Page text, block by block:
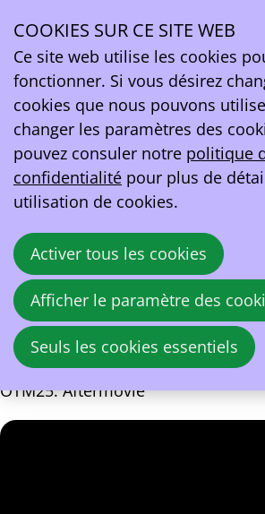
2. On thE Move 2025 Morning
3. On thE Move 2025 Break
4. On thE Move 2025 Break
5. On thE Move 2025 Break
6. On thE Move 2025 Break
7. On thE Move 2025
1. On thE Move 2025 Morning
OTM25: Aftermovie
COOKIES SUR CE SITE WEB
Ce site web utilise les cookies
fonctionner. Si vous désirez
cookies que nous pouvons
changer les paramètres des
pouvez consuler notre politique
confidentialité pour plus de
utilisation de cookies.
Activer tous les cookies
Afficher le paramètre des
Seuls les cookies essentiels